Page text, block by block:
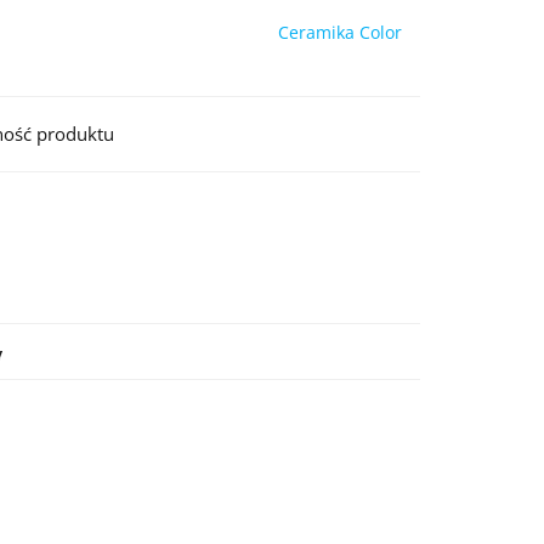
Ceramika Color
produktu